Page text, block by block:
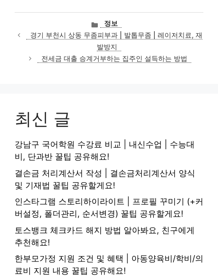
카
테
고
리
정보
경기 부천시 상동 무좀피부과 | 발톱무좀 | 레이저치료, 재
발방지
전세금 대출 승계거부하는 집주인 설득하는 방법
최신 글
강남구 국어학원 수강료 비교 | 내신수업 | 수능대
비, 단과반 꿀팁 공유해요!
결손금 처리계산서 작성 | 결손금처리계산서 양식
및 기재법 꿀팁 공유할게요!
인스타그램 스토리하이라이트 | 프로필 꾸미기 (+커
버설정, 폴더관리, 순서변경) 꿀팁 공유할게요!
토스뱅크 체크카드 해지 방법 알아봐요, 친구에게
추천해요!
한부모가정 지원 조건 및 혜택 | 아동양육비/학비/의
료비 지원 내용 꿀팁 공유해요!